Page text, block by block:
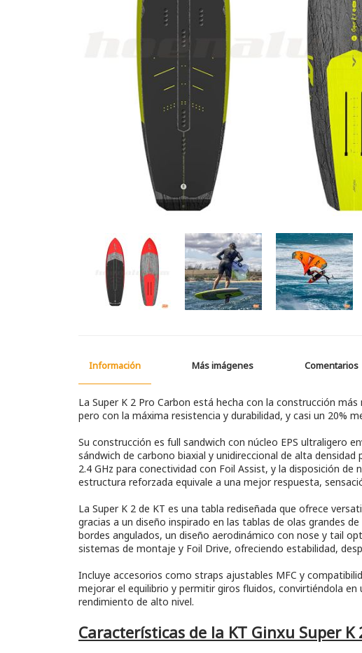
Información Más imágenes Comentarios
La Super K 2 Pro Carbon está hecha con la construcción
pero con la máxima resistencia y durabilidad, y casi un 20%
Su construcción es full sandwich con núcleo EPS ultraligero
sándwich de carbono biaxial y unidireccional de alta
2.4 GHz para conectividad con Foil Assist, y la disposición
estructura reforzada equivale a una mejor respuesta,
La Super K 2 de KT es una tabla rediseñada que ofrece
gracias a un diseño inspirado en las tablas de olas grandes
bordes angulados, un diseño aerodinámico con nose y tail
sistemas de montaje y Foil Drive, ofreciendo estabilidad,
Incluye accesorios como straps ajustables MFC y
mejorar el equilibrio y permitir giros fluidos, convirtiéndola
rendimiento de alto nivel.
Características de la KT Ginxu Super K